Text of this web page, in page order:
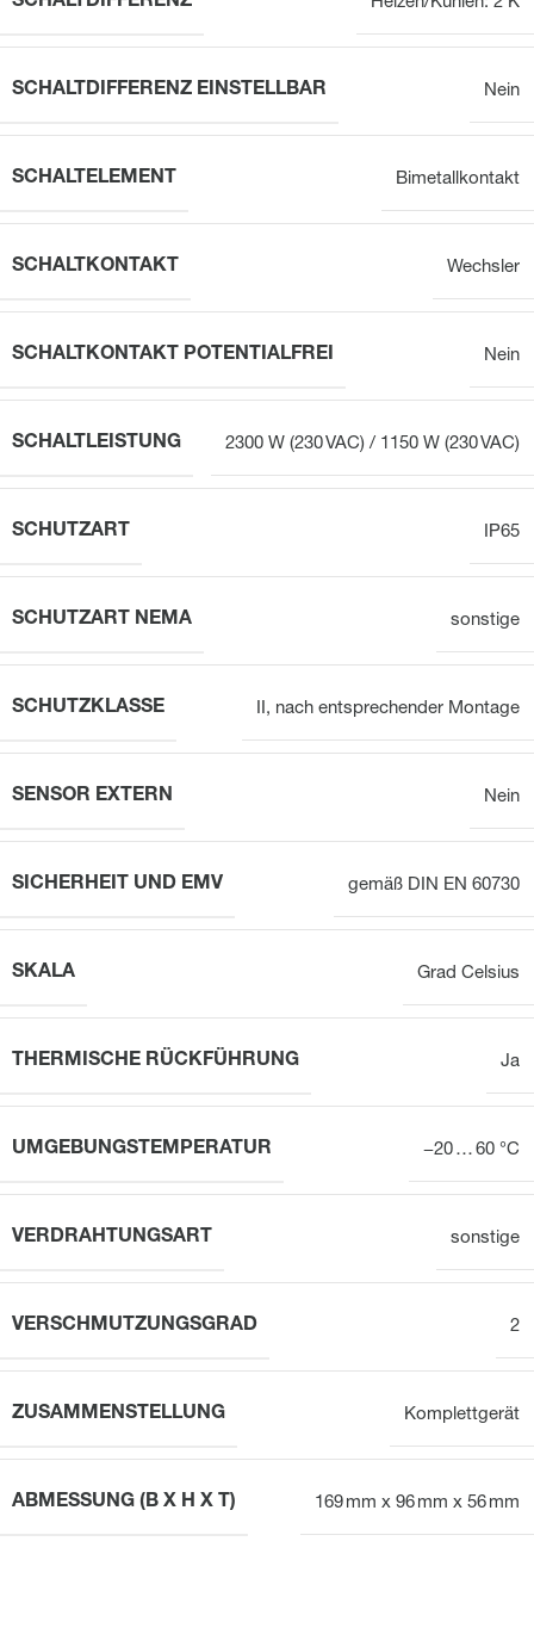
SCHALTDIFFERENZ EINSTELLBAR Nein
SCHALTELEMENT Bimetallkontakt
SCHALTKONTAKT Wechsler
SCHALTKONTAKT POTENTIALFREI Nein
SCHALTLEISTUNG 2300 W (230 VAC) / 1150 W (230 VAC)
SCHUTZART IP65
SCHUTZART NEMA sonstige
SCHUTZKLASSE II, nach entsprechender Montage
SENSOR EXTERN Nein
SICHERHEIT UND EMV gemäß DIN EN 60730
SKALA Grad Celsius
THERMISCHE RÜCKFÜHRUNG Ja
UMGEBUNGSTEMPERATUR −20 … 60 °C
VERDRAHTUNGSART sonstige
VERSCHMUTZUNGSGRAD 2
ZUSAMMENSTELLUNG Komplettgerät
ABMESSUNG (B X H X T) 169 mm x 96 mm x 56 mm